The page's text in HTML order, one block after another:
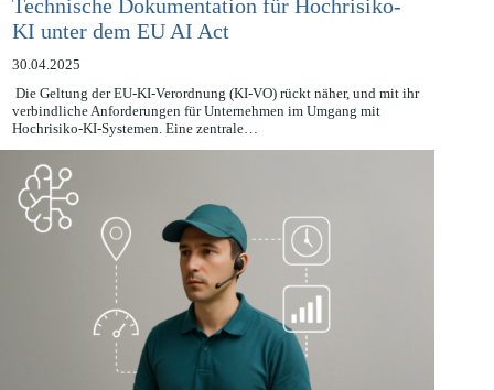
Technische Dokumentation für Hochrisiko-
KI unter dem EU AI Act
30.04.2025
Die Geltung der EU-KI-Verordnung (KI-VO) rückt näher, und mit ihr
verbindliche Anforderungen für Unternehmen im Umgang mit
Hochrisiko-KI-Systemen. Eine zentrale…